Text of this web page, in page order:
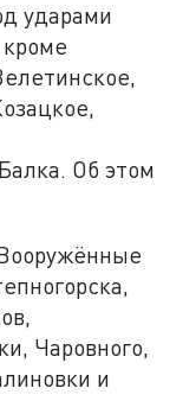
ударами
Об этом
Чаровного,
и